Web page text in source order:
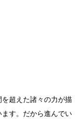
超えた諸々の力が描
す。だから進んでい